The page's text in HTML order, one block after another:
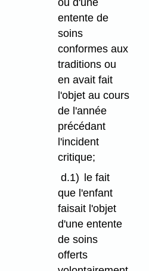
entente de
soins
conformes aux
traditions ou
en avait fait
l'objet au cours
de l'année
précédant
l'incident
critique;
d.1)
le fait
que l'enfant
faisait l'objet
d'une entente
de soins
offerts